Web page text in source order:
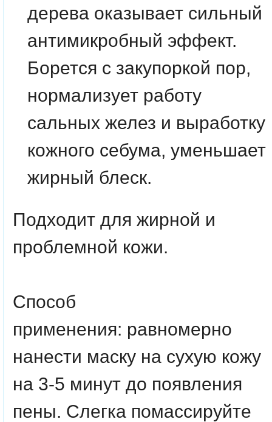
дерева оказывает сильный
антимикробный эффект.
Борется с закупоркой пор,
нормализует работу
сальных желез и выработку
кожного себума, уменьшает
жирный блеск.
Подходит для жирной и
проблемной кожи.
Способ
применения: равномерно
нанести маску на сухую кожу
на 3-5 минут до появления
пены. Слегка помассируйте